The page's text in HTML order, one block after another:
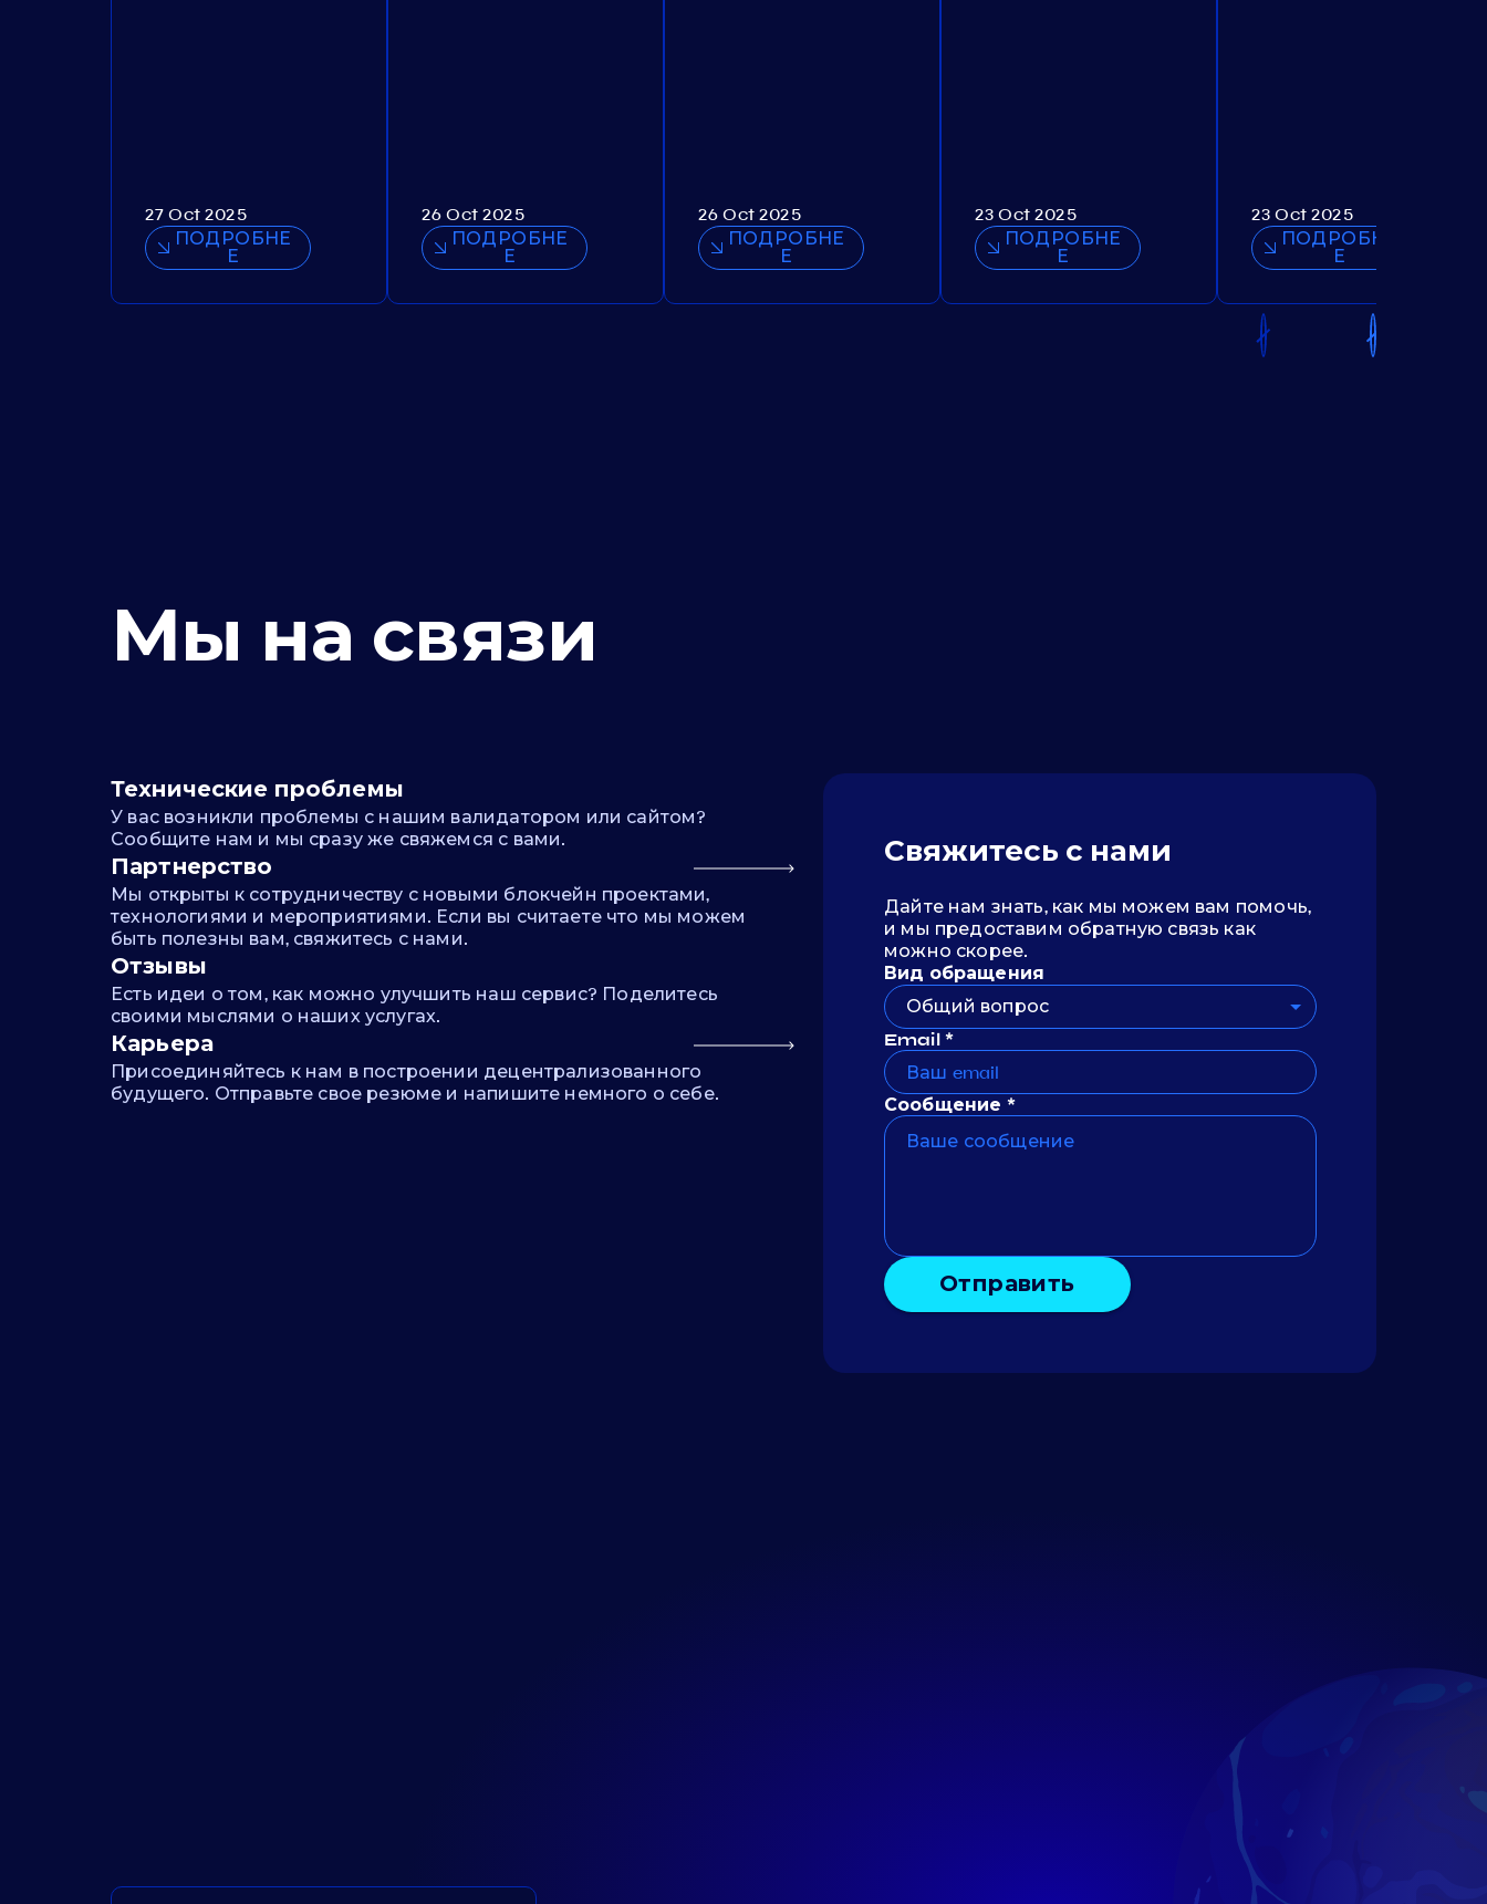
27 Oct 2025
ПОДРОБНЕ
Е
26 Oct 2025
ПОДРОБНЕ
Е
26 Oct 2025
ПОДРОБНЕ
Е
23 Oct 2025
ПОДРОБНЕ
Е
23 Oct 2025
ПОДРОБНЕ
Е
Мы на связи
Технические проблемы
У вас возникли проблемы с нашим валидатором или сайтом?
Сообщите нам и мы сразу же свяжемся с вами.
Партнерство
Мы открыты к сотрудничеству с новыми блокчейн проектами,
технологиями и мероприятиями. Если вы считаете что мы можем
быть полезны вам, свяжитесь с нами.
Отзывы
Есть идеи о том, как можно улучшить наш сервис? Поделитесь
своими мыслями о наших услугах.
Карьера
Присоединяйтесь к нам в построении децентрализованного
будущего. Отправьте свое резюме и напишите немного о себе.
Свяжитесь с нами
Дайте нам знать, как мы можем вам помочь,
и мы предоставим обратную связь как
можно скорее.
Вид обращения
Общий вопрос
Email *
Сообщение *
Отправить